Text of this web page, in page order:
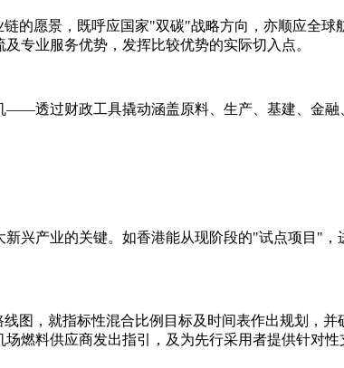
的愿景，既呼应国家"双碳"战略方向，亦顺应全
专业服务优势，发挥比较优势的实际切入点。
透过财政工具撬动涵盖原料、生产、基建、金融
兴产业的关键。如香港能从现阶段的"试点项目"
图，就指标性混合比例目标及时间表作出规划，
燃料供应商发出指引，及为先行采用者提供针对